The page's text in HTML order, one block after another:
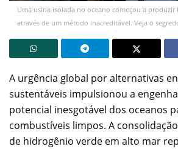
Uma usina isolada no oceano começou a produzir
através de um método inacreditável. Veja o
A urgência global por alternativas
sustentáveis impulsionou a
potencial inesgotável dos oceanos
combustíveis limpos. A
de hidrogênio verde em alto mar